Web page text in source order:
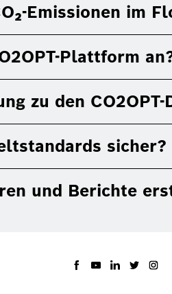
Emissionen im
Plattform
zu den
sicher?
und Berichte